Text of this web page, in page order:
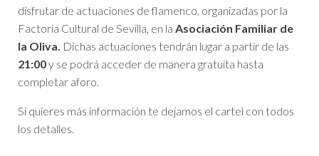
disfrutar de actuaciones de flamenco, organizadas por la
Factoría Cultural de Sevilla, en la Asociación Familiar de
la Oliva. Dichas actuaciones tendrán lugar a partir de las
21:00y se podrá acceder de manera gratuita hasta
completar aforo.
Si quieres más información te dejamos el cartel con todos
los detalles.